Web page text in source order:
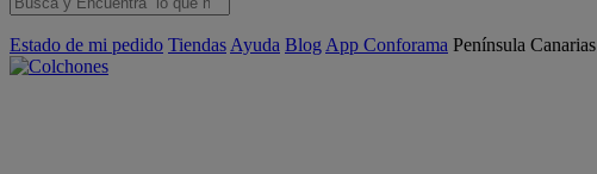
Estado de mi pedido Tiendas Ayuda Blog App Conforama Península Canarias